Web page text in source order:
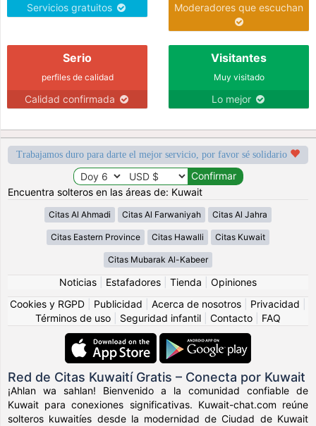
Servicios gratuitos Moderadores que escuchan
Serio
perfiles de calidad
Calidad confirmada
Visitantes
Muy visitado
Lo mejor
Trabajamos duro para darte el mejor servicio, por favor sé solidario
Encuentra solteros en las áreas de: Kuwait
Citas Al Ahmadi Citas Al Farwaniyah Citas Al Jahra
Citas Eastern Province Citas Hawalli Citas Kuwait
Citas Mubarak Al-Kabeer
Noticias Estafadores Tienda
Opiniones
Cookies y RGPD
Publicidad Acerca de nosotros Privacidad
Términos de uso
Seguridad infantil Contacto FAQ
Red de Citas Kuwaití Gratis – Conecta por Kuwait
¡Ahlan wa sahlan! Bienvenido a la comunidad confiable de
Kuwait para conexiones significativas. Kuwait-chat.com reúne
solteros kuwaitíes desde la modernidad de Ciudad de Kuwait